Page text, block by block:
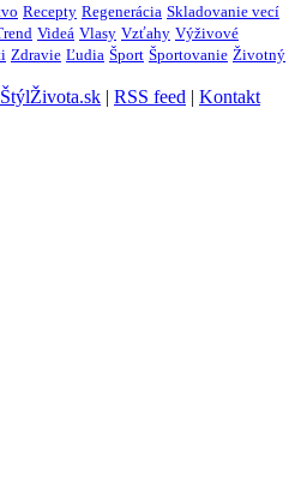
Recepty Regenerácia Skladovanie vecí
Videá Vlasy Vzťahy Výživové
Zdravie Ľudia Šport Športovanie Životný
ŠtýlŽivota.sk | RSS feed | Kontakt